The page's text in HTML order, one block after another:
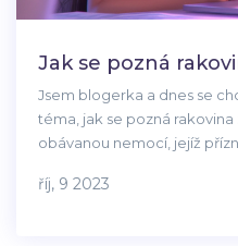
Jak se pozná
Jsem blogerka a dnes se
téma, jak se pozná rakovina
obávanou nemocí, jejíž
dozvíte, na co se zaměřit -
říj, 9 2023